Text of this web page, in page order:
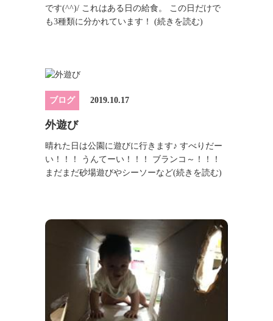
です(^^)/ これはある日の給食。 この日だけで
も3種類に分かれています！ (続きを読む)
ブログ 2019.10.17
外遊び
晴れた日は公園に遊びに行きます♪ すべりだー
い！！！ うんてーい！！！ ブランコ～！！！
まだまだ砂場遊びやシーソーなど(続きを読む)